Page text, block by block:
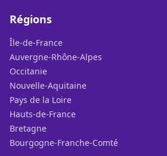
Régions
Île-de-France
Auvergne-Rhône-Alpes
Occitanie
Nouvelle-Aquitaine
Pays de la Loire
Hauts-de-France
Bretagne
Bourgogne-Franche-Comté